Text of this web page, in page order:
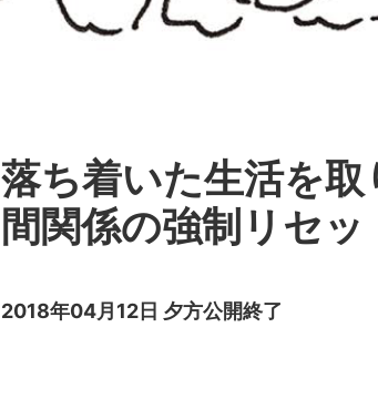
落ち着いた生活を
間関係の強制リセッ
2018年04月12日 夕方公開終了